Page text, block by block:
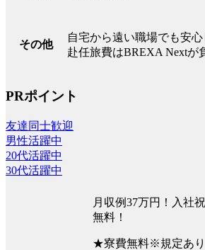
その他
自宅から遠い職場でも安心
赴任旅費はBREXA Nextが
PRポイント
友達同士歓迎
男性活躍中
20代活躍中
30代活躍中
月収例37万円！入社
無料！
★寮費無料※規定あり